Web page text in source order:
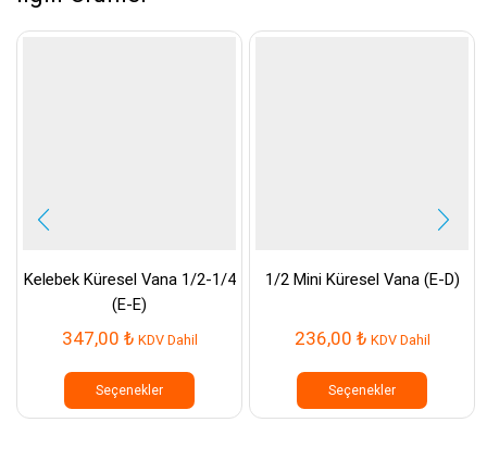
Kelebek Küresel Vana 1/2-1/4
(E-E)
347,00 ₺ KDV Dahil
Seçenekler
fazla
1/2 Mini Küresel Vana (E-D)
236,00 ₺ KDV Dahil
Seçenekler
fazla